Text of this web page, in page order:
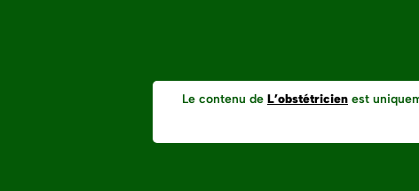
Le contenu de L’obstétricien est